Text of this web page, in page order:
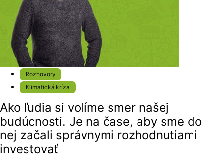
Rozhovory
Klimatická kríza
Ako ľudia si volíme smer našej
budúcnosti. Je na čase, aby sme do
nej začali správnymi rozhodnutiami
investovať